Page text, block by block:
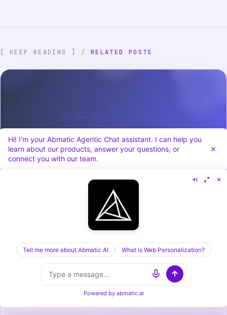
[ KEEP READING ] / RELATED POSTS
Cognism vs Dealfront in 2026: Sales Data vs
Visitor ID, Compared
Hi! I'm your Abmatic Agentic Chat assistant. I can help you
learn about our products, answer your questions, or
connect you with our team.
Tell me more about Abmatic AI What is Web Personalization?
Powered by abmatic.ai